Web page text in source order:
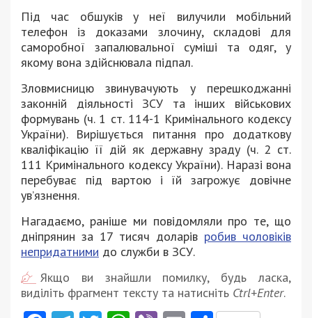
Під час обшуків у неї вилучили мобільний
телефон із доказами злочину, складові для
саморобної запалювальної суміші та одяг, у
якому вона здійснювала підпал.
Зловмисницю звинувачують у перешкоджанні
законній діяльності ЗСУ та інших військових
формувань (ч. 1 ст. 114-1 Кримінального кодексу
України). Вирішується питання про додаткову
кваліфікацію її дій як державну зраду (ч. 2 ст.
111 Кримінального кодексу України). Наразі вона
перебуває під вартою і їй загрожує довічне
ув’язнення.
Нагадаємо, раніше ми повідомляли про те, що
дніпрянин за 17 тисяч доларів робив чоловіків
непридатними до служби в ЗСУ.
Якщо ви знайшли помилку, будь ласка,
виділіть фрагмент тексту та натисніть Ctrl+Enter.